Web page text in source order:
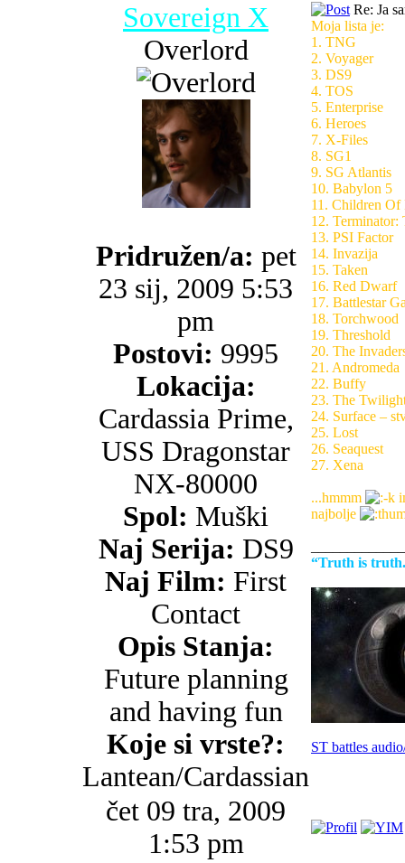
Sovereign X
Overlord
Pridružen/a: pet
23 sij, 2009 5:53
pm
Postovi: 9995
Lokacija:
Cardassia Prime,
USS Dragonstar
NX-80000
Spol: Muški
Naj Serija: DS9
Naj Film: First
Contact
Opis Stanja:
Future planning
and having fun
Koje si vrste?:
Lantean/Cardassian
Re: Ja
Moja lista je:
1. TNG
2. Voyager
3. DS9
4. TOS
5. Enterprise
6. Heroes
7. X-Files
8. SG1
9. SG Atlantis
10. Babylon 5
11. Children Of
12. Terminator:
13. PSI Factor
14. Invazija
15. Taken
16. Red Dwarf
17. Battlestar
18. Torchwood
19. Threshold
20. The
21. Andromeda
22. Buffy
23. The
24. Surface –
25. Lost
26. Seaquest
27. Xena
...hmmm
najbolje
“Truth is
ST battles
čet 09 tra, 2009
1:53 pm